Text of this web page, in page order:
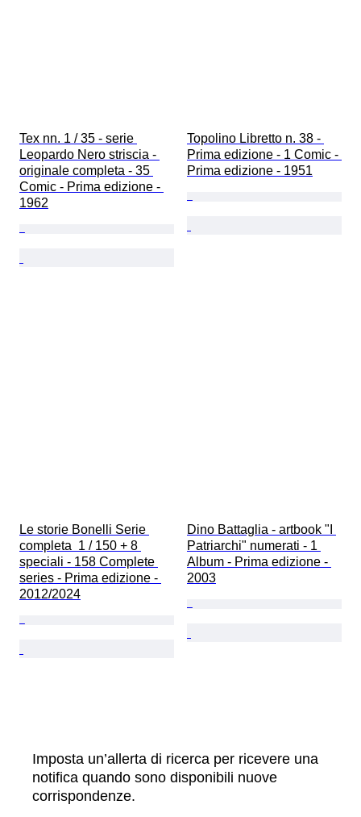
Tex nn. 1 / 35 - serie
Leopardo Nero striscia -
originale completa - 35
Comic - Prima edizione -
1962
Topolino Libretto n. 38 -
Prima edizione - 1 Comic -
Prima edizione - 1951
Le storie Bonelli Serie
completa  1 / 150 + 8
speciali - 158 Complete
series - Prima edizione -
2012/2024
Dino Battaglia - artbook "I
Patriarchi" numerati - 1
Album - Prima edizione -
2003
Imposta un’allerta di ricerca per ricevere una
notifica quando sono disponibili nuove
corrispondenze.